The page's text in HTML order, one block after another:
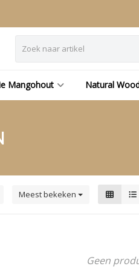
Mangohout Natural
Meest bekeken
Geen